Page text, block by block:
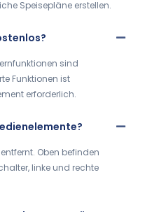
Speisepläne erstellen.
sind
Funktionen ist
erforderlich.
Oben befinden
linke und rechte